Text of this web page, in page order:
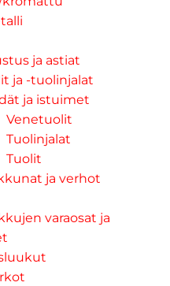
ja astiat
ja -tuolinjalat
ja istuimet
Venetuolit
Tuolinjalat
Tuolit
ja verhot
varaosat ja